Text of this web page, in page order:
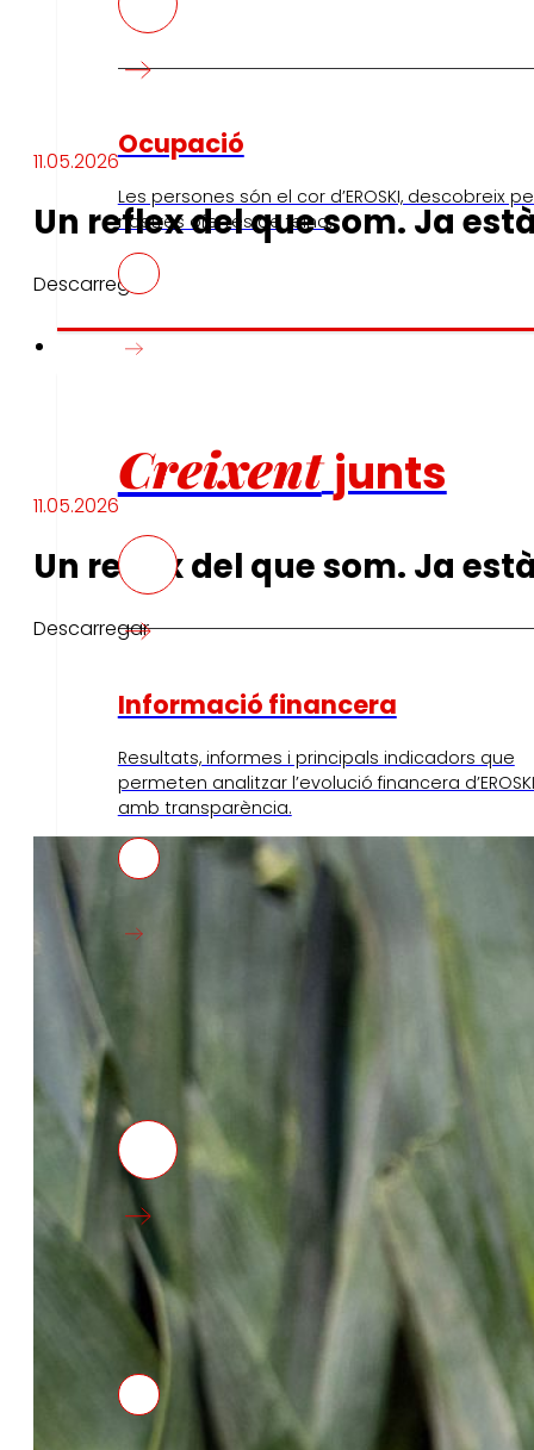
Ocupació
Les persones són el cor d’EROSKI, descobreix
nostres ofertes de feina.
Inversors
Creixent junts
Informació financera
Resultats, informes i principals indicadors que
permeten analitzar l’evolució financera d’EROSKI
amb transparència.
Premsa
Al dia
Premsa
Tota l’actualitat i els últims passos d’EROSKI al
11.05.2026
Un reflex del que som. Ja
Descarregar
11.05.2026
Un reflex del que som. Ja
Descarregar